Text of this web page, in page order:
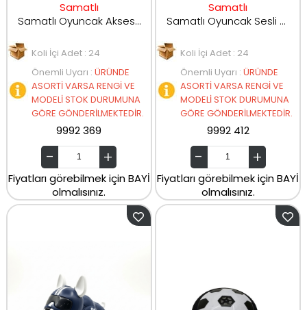
Samatlı
Samatlı Oyuncak Aksesuarlı Büyük Boy Bebek SK047/SK47A/SK47B/SK47C
Koli İçi Adet : 24
Önemli Uyarı : ÜRÜNDE
ASORTİ VARSA RENGİ VE
MODELİ STOK DURUMUNA
GÖRE GÖNDERİLMEKTEDİR.
9992 369
Fiyatları görebilmek için BAYİ
olmalısınız.
Samatlı
Samatlı Oyuncak Sesli ve Işıklı Robot Köpek 333-9
Koli İçi Adet : 24
Önemli Uyarı : ÜRÜNDE
ASORTİ VARSA RENGİ VE
MODELİ STOK DURUMUNA
GÖRE GÖNDERİLMEKTEDİR.
9992 412
Fiyatları görebilmek için BAYİ
olmalısınız.